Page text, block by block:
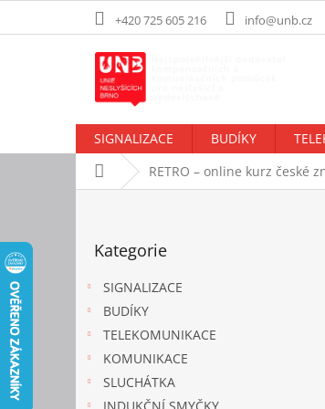
+420 725 605 216 info@unb.cz
SIGNALIZACE BUDÍKY
Domů RETRO – online kurz české
kategorie
Kategorie
SIGNALIZACE
BUDÍKY
TELEKOMUNIKACE
KOMUNIKACE
SLUCHÁTKA